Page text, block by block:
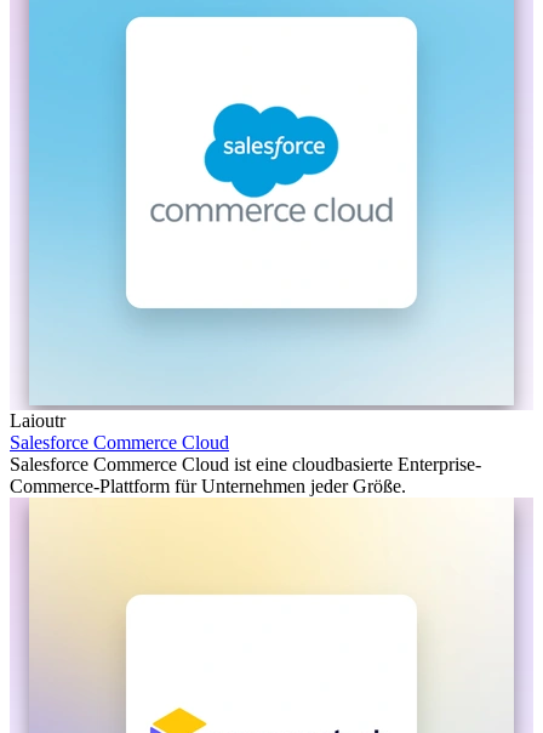
Laioutr
Salesforce Commerce Cloud
Salesforce Commerce Cloud ist eine cloudbasierte Enterprise-
Commerce-Plattform für Unternehmen jeder Größe.